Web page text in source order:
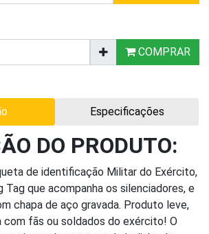
COMPRAR
Especificações
DO PRODUTO:
de identificação Militar do Exército,
Tag que acompanha os silenciadores, e
chapa de aço gravada. Produto leve,
com fãs ou soldados do exército! O